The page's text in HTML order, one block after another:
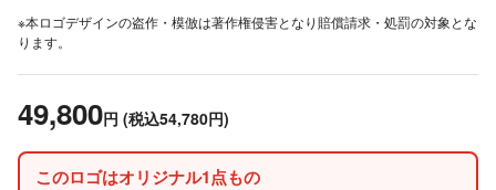
※本ロゴデザインの盗作・模倣は著作権侵害となり賠償請求・処罰の対象とな
ります。
49,800円 (税込54,780円)
このロゴはオリジナル1点もの